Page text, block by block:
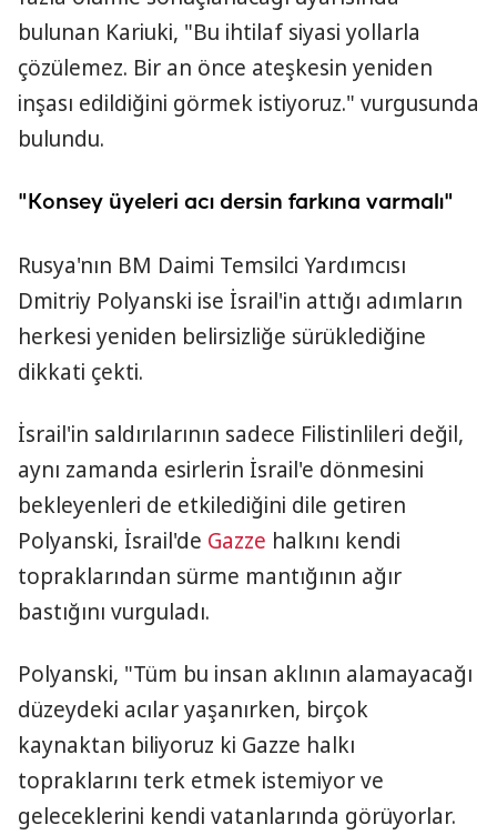
bulunan Kariuki, "Bu ihtilaf siyasi yollarla
çözülemez. Bir an önce ateşkesin yeniden
inşası edildiğini görmek istiyoruz." vurgusunda
bulundu.
"Konsey üyeleri acı dersin farkına varmalı"
Rusya'nın BM Daimi Temsilci Yardımcısı
Dmitriy Polyanski ise İsrail'in attığı adımların
herkesi yeniden belirsizliğe sürüklediğine
dikkati çekti.
İsrail'in saldırılarının sadece Filistinlileri değil,
aynı zamanda esirlerin İsrail'e dönmesini
bekleyenleri de etkilediğini dile getiren
Polyanski, İsrail'de Gazze halkını kendi
topraklarından sürme mantığının ağır
bastığını vurguladı.
Polyanski, "Tüm bu insan aklının alamayacağı
düzeydeki acılar yaşanırken, birçok
kaynaktan biliyoruz ki Gazze halkı
topraklarını terk etmek istemiyor ve
geleceklerini kendi vatanlarında görüyorlar.